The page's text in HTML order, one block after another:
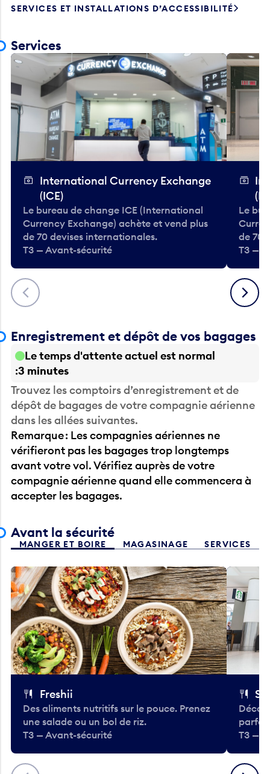
SERVICES ET INSTALLATIONS D’ACCESSIBILITÉ
Services
Précédent
International Currency Exchange
(ICE)
Le bureau de change ICE (International
Currency Exchange) achète et vend plus
de 70 devises internationales.
T3 — Avant-sécurité
Le
de 70
T3 —
Suivant
Enregistrement et dépôt de vos bagages
Le temps d'attente actuel est normal
3 minutes
Trouvez les comptoirs d’enregistrement et de
dépôt de bagages de votre compagnie aérienne
dans les allées suivantes.
Remarque : Les compagnies aériennes ne
vérifieront pas les bagages trop longtemps
avant votre vol. Vérifiez auprès de votre
compagnie aérienne quand elle commencera à
accepter les bagages.
Avant la sécurité
MANGER ET BOIRE MAGASINAGE SERVICES
Précédent
Freshii
Des aliments nutritifs sur le pouce. Prenez
une salade ou un bol de riz.
T3 — Avant-sécurité
T3 —
Suivant